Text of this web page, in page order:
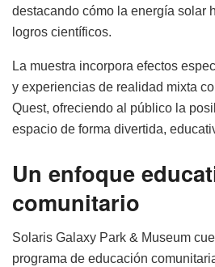
destacando cómo la energía solar
logros científicos.
La muestra incorpora efectos
y experiencias de realidad mixta
Quest, ofreciendo al público la
espacio de forma divertida,
Un enfoque
comunitario
Solaris Galaxy Park & Museum
programa de educación